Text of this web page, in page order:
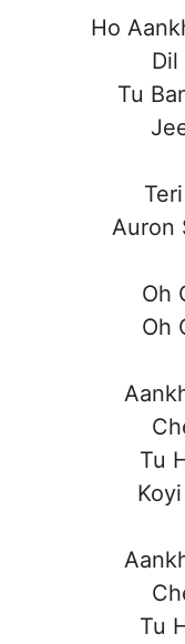
Ho
Dil
Tu
Auron
Oh
Oh
Tu
Tu